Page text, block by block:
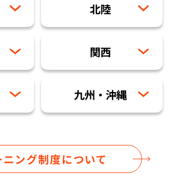
募集
北陸
関西
九州・沖縄
ニング制度について